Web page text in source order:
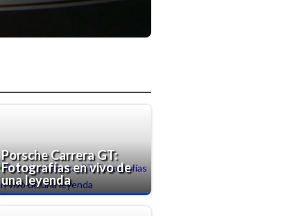
Porsche Carrera GT:
Fotografías en vivo de
una leyenda